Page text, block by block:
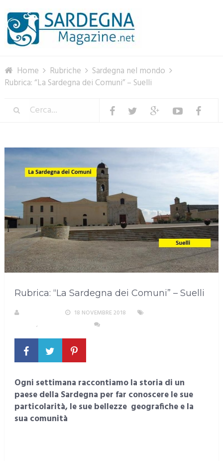
Home Rubriche
Sardegna nel mondo
Rubrica: “La Sardegna dei Comuni” – Suelli
Rubrica: “La Sardegna dei Comuni” – Suelli
18 NOVEMBRE 2018
,
Ogni settimana raccontiamo la storia di un
paese della Sardegna per far conoscere le sue
particolarità, le sue bellezze geografiche e la
sua comunità